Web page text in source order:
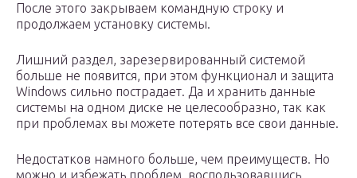
После этого закрываем командную строку и
продолжаем установку системы.
Лишний раздел, зарезервированный системой
больше не появится, при этом функционал и защита
Windows сильно пострадает. Да и хранить данные
системы на одном диске не целесообразно, так как
при проблемах вы можете потерять все свои данные.
Недостатков намного больше, чем преимуществ. Но
можно и избежать проблем, воспользовавшись